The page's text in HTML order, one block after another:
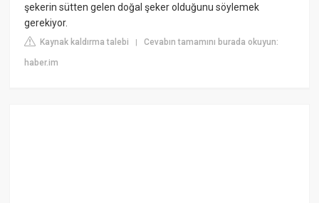
şekerin sütten gelen doğal şeker olduğunu söylemek
gerekiyor.
Kaynak kaldırma talebi |Cevabın tamamını burada okuyun:
haber.im